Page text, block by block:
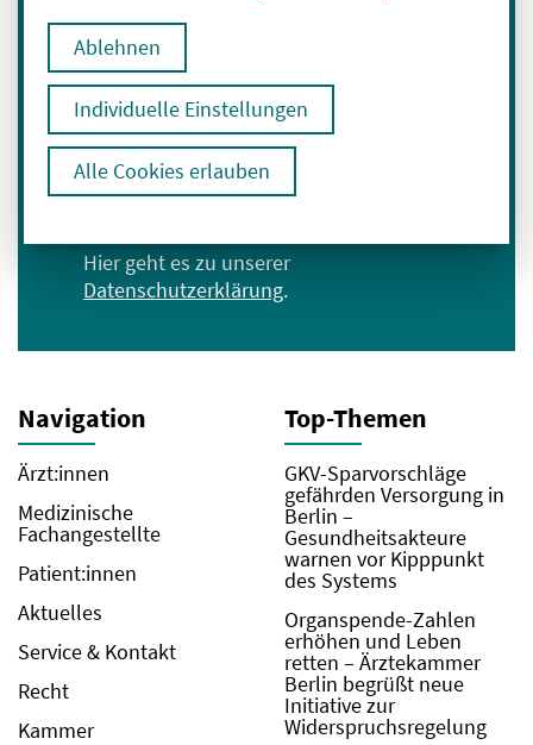
Ablehnen
Individuelle Einstellungen
Alle Cookies erlauben
E-Mail-Adresse eingeben
Hier geht es zu unserer
Datenschutzerklärung.
Anmelden
Navigation
Ärzt:innen
Medizinische
Fachangestellte
Patient:innen
Aktuelles
Service & Kontakt
Recht
Kammer
Top-Themen
GKV-Sparvorschläge
gefährden Versorgung in
Berlin –
Gesundheitsakteure
warnen vor Kipppunkt
des Systems
Organspende-Zahlen
erhöhen und Leben
retten – Ärztekammer
Berlin begrüßt neue
Initiative zur
Widerspruchsregelung